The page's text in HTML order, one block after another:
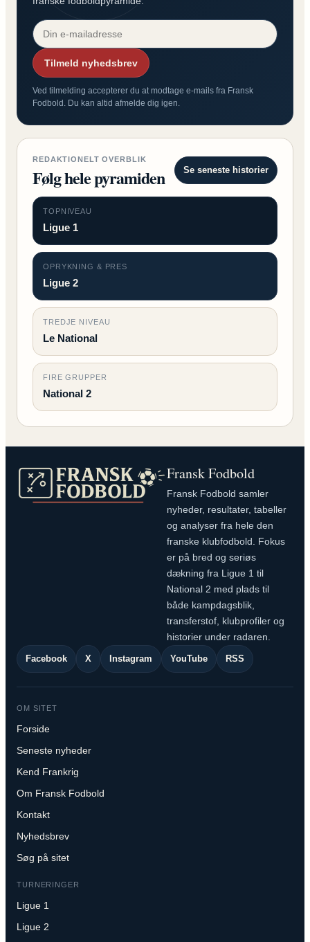
Tilmeld nyhedsbrev
Ved tilmelding accepterer du at modtage e-mails fra Fransk
Fodbold. Du kan altid afmelde dig igen.
REDAKTIONELT OVERBLIK
Følg hele pyramiden Se seneste historier
TOPNIVEAU
Ligue 1
OPRYKNING & PRES
Ligue 2
TREDJE NIVEAU
Le National
FIRE GRUPPER
National 2
Fransk Fodbold
Fransk Fodbold samler
nyheder, resultater, tabeller
og analyser fra hele den
franske klubfodbold. Fokus
er på bred og seriøs
dækning fra Ligue 1 til
National 2 med plads til
både kampdagsblik,
transferstof, klubprofiler og
historier under radaren.
Facebook X Instagram YouTube RSS
OM SITET
Forside
Seneste nyheder
Kend Frankrig
Om Fransk Fodbold
Kontakt
Nyhedsbrev
Søg på sitet
TURNERINGER
Ligue 1
Ligue 2